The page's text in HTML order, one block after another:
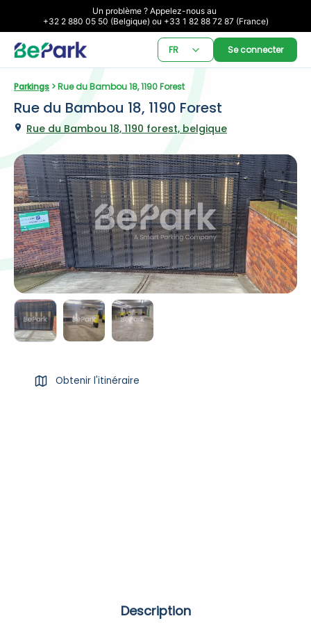
Un problème ? Appelez-nous au
+32 2 880 05 50 (Belgique) ou +33 1 82 88 72 87 (France)
FR Se connecter
Parkings > Rue du Bambou 18, 1190 Forest
Rue du Bambou 18, 1190 Forest
Rue du Bambou 18, 1190 forest, belgique
Obtenir l'itinéraire
Description